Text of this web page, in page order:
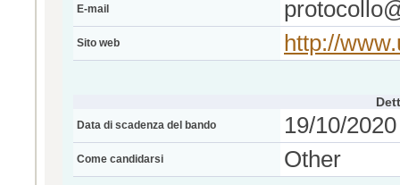
E-mail
Sito web http://
Data di scadenza del bando 19/10/
Come candidarsi Other